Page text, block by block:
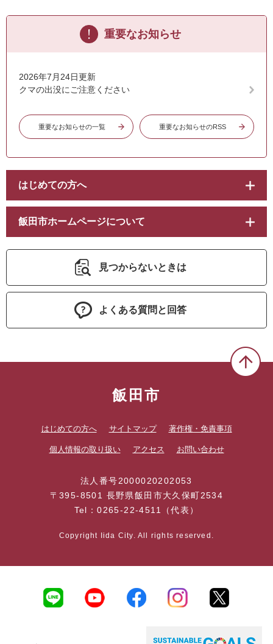
重要なお知らせ
2026年7月24日更新
クマの出没にご注意ください
重要なお知らせの一覧 重要なお知らせのRSS
はじめての方へ
飯田市ホームページについて
見つからないときは
よくある質問と回答
飯田市
はじめての方へ サイトマップ 著作権・免責事項
個人情報の取り扱い アクセス お問い合わせ
法人番号2000020202053
〒395-8501 長野県飯田市大久保町2534
Tel：0265-22-4511（代表）
Copyright Iida City. All rights reserved.